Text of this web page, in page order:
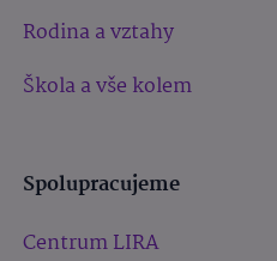
Rodina a vztahy
Škola a vše kolem
Spolupracujeme
Centrum LIRA